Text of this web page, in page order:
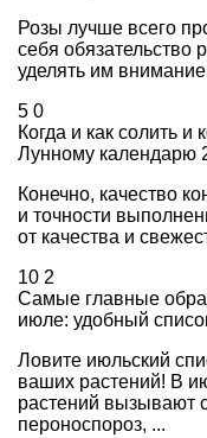
Розы лучше всего
себя обязательство
уделять им
5 0
Когда и как солить и
Лунному календарю
Конечно, качество
и точности
от качества и
10 2
Самые главные
июле: удобный
Ловите июльский
ваших растений! В
растений вызывают
пероноспороз, ...